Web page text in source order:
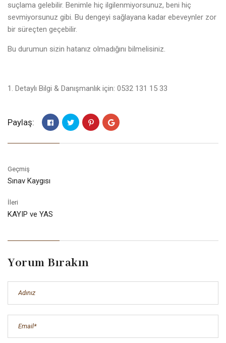
suçlama gelebilir. Benimle hiç ilgilenmiyorsunuz, beni hiç
sevmiyorsunuz gibi. Bu dengeyi sağlayana kadar ebeveynler zor
bir süreçten geçebilir.
Bu durumun sizin hatanız olmadığını bilmelisiniz.
Detaylı Bilgi & Danışmanlık için: 0532 131 15 33
Paylaş:
Geçmiş
Sınav Kaygısı
İleri
KAYIP ve YAS
Yorum Bırakın